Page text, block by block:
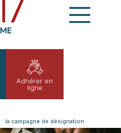
Adhérer en
ligne
la campagne de désignation